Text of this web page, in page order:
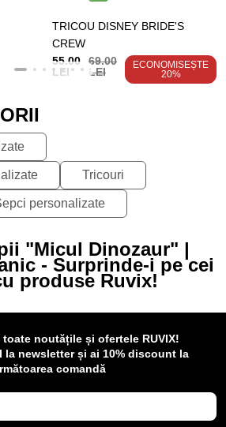
TRICOU DISNEY BRIDE'S
CREW
55.00
LEI
69.00
LEI
ECONOMISEȘTE
20%
Tricouri
personalizate
"Micul Dinozaur" |
- Surprinde-i pe cei
produse Ruvix!
noutățile și ofertele RUVIX!
la newsletter și ai 10% discount la
comandă